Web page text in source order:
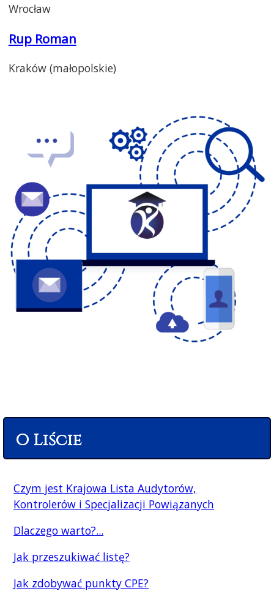
Wrocław
Rup Roman
Kraków (małopolskie)
O Liście
Czym jest Krajowa Lista Audytorów,
Kontrolerów i Specjalizacji Powiązanych
Dlaczego warto?...
Jak przeszukiwać listę?
Jak zdobywać punkty CPE?